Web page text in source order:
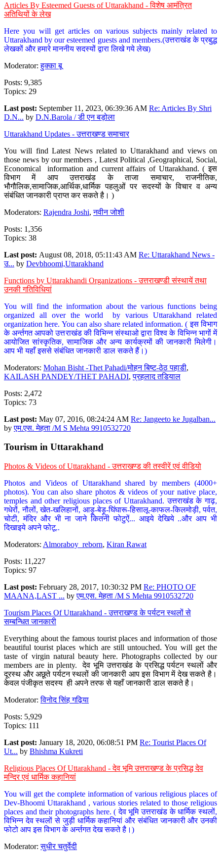
Articles By Esteemed Guests of Uttarakhand - विशेष आमंत्रित
अतिथियों के लेख
Here you will get articles on various subjects mainly related to
Uttarakhand by our esteemed guests and members.(उत्तराखंड के प्रबुद्ध
लेखकों और हमारे माननीय सदस्यों द्वारा लिखे गये लेख)
Moderator:हुक्का बू
Posts: 9,385
Topics: 29
Last post: September 11, 2023, 06:39:36 AM Re: Articles By Shri
D.N... by D.N.Barola / डी एन बड़ोला
Uttarakhand Updates - उत्तराखण्ड समाचार
You will find Latest News related to Uttarakhand and views on
those news by our members , Latest Political ,Geographical, Social,
Economical information and current affairs of Uttarakhand. ( इस
विभाग में आप उत्तराखंड के ताजा समाचार, राजनीतिक,
भौगौलिक,सामाजिक,आर्थिक,धार्मिक पहलुओं पर सदस्यों के विचार व अन्य
संबंधित जानकारी प्राप्त कर सकते है। )
Moderators: Rajendra Joshi,नवीन जोशी
Posts: 1,356
Topics: 38
Last post: August 08, 2018, 05:11:43 AM Re: Uttarakhand News -
उ... by Devbhoomi,Uttarakhand
Functions by Uttarakhandi Organizations - उत्तराखण्डी संस्थायें तथा
उनकी गतिविधियां
You will find the information about the various functions being
organized all over the world by various Uttarakhand related
organization here. You can also share related information. ( इस विभाग
के अर्न्तगत आपको उत्तराखंड की विभिन्न संस्थाओ द्वारा विश्व के विभिन्न भागों में
आयोजित सांस्कृतिक, सामाजिक और अन्य कार्यक्रमों की जानकारी मिलेगी।
आप भी यहाँ इससे संबंधित जानकारी डाल सकते हैं।)
Moderators: Mohan Bisht -Thet Pahadi/मोहन बिष्ट-ठेठ पहाडी,
KAILASH PANDEY/THET PAHADI,प्रहलाद तडियाल
Posts: 2,472
Topics: 73
Last post: May 07, 2016, 08:24:24 AM Re: Jangeeto ke Jugalban...
byएम.एस. मेहता /M S Mehta 9910532720
Tourism in Uttarakhand
Photos & Videos of Uttarakhand - उत्तराखण्ड की तस्वीरें एवं वीडियो
Photos and Videos of Uttarakhand shared by members (4000+
photos). You can also share photos & videos of your native place,
temples and other religious places of Uttarakhand. उत्तराखंड के गाढ़,
गधेरों, नौलों, खेत-खलिहानों, आड़ू-बेड़ू-घिंघारू-हिसालू-काफल-किलमोड़ी, पर्वत,
चोटी, मंदिर और भी ना जाने कितनी फोटुऐं... आइये देखिये ..और आप भी
दिखाइये अपने फोटू..
Moderators: Almoraboy_reborn, Kiran Rawat
Posts: 11,227
Topics: 97
Last post: February 28, 2017, 10:30:32 PM Re: PHOTO OF
MAANA,LAST ... byएम.एस. मेहता /M S Mehta 9910532720
Tourism Places Of Uttarakhand - उत्तराखण्ड के पर्यटन स्थलों से
सम्बन्धित जानकारी
Everything about the famous tourist places and information of those
beautiful tourist places which are still untouched. You will get the
taste of virgin natural beauty here. Photographs collected by our
members are in plenty. देव भूमि उत्तराखंड के प्रसिद्ध पर्यटन स्थलों और
दूरस्थ और अछूते पर्यटन स्थलों की जानकारी आप इस विभाग में देख सकते है।
केवल पंजीकृत सदस्य ही अपने तरफ से यहाँ जानकारी डाल सकते है।
Moderator:विनोद सिंह गढ़िया
Posts: 5,929
Topics: 111
Last post: January 18, 2020, 06:08:51 PM Re: Tourist Places Of
Ut... by Bhishma Kukreti
Religious Places Of Uttarakhand - देव भूमि उत्तराखण्ड के प्रसिद्ध देव
मन्दिर एवं धार्मिक कहानियां
You will get the complete information of various religious places of
Dev-Bhoomi Uttarakhand , various stories related to those religious
places and their photographs here. ( देव भूमि उत्तराखंड के धार्मिक स्थलों,
विभिन्न देव स्थलों से जुड़ी धार्मिक कहानियां और संबंधित जानकारी और उनकी
फोटो आप इस विभाग के अर्न्तगत देख सकते है।)
Moderator:सुधीर चतुर्वेदी